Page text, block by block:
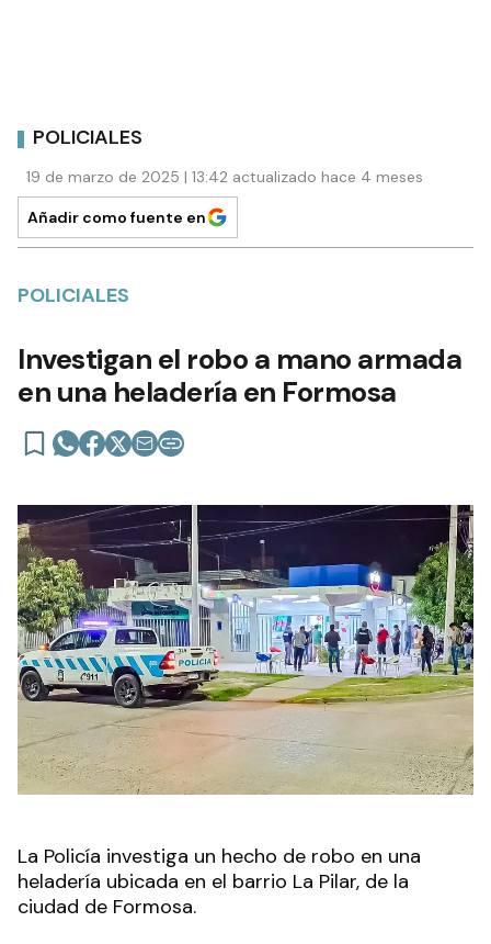
POLICIALES
19 de marzo de 2025 | 13:42 actualizado hace 4 meses
Añadir como fuente en
POLICIALES
Investigan el robo a mano armada
en una heladería en Formosa
La Policía investiga un hecho de robo en una
heladería ubicada en el barrio La Pilar, de la
ciudad de Formosa.